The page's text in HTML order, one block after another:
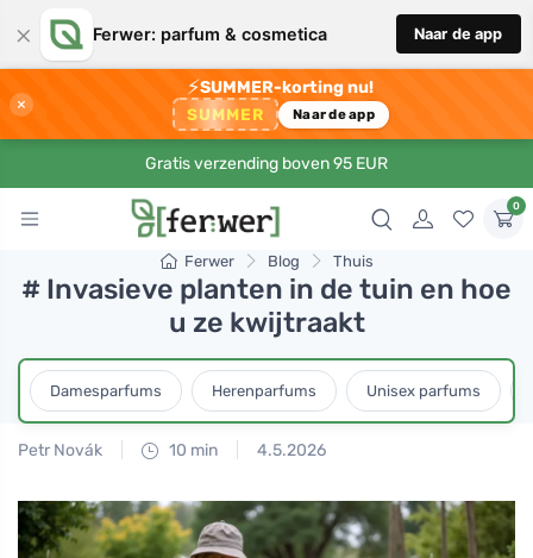
× Ferwer: parfum & cosmetica Naar de app
×
⚡SUMMER-korting nu!
SUMMER Naar de app
Gratis verzending boven 95 EUR
0
Ferwer Blog Thuis
# Invasieve planten in de tuin en hoe
u ze kwijtraakt
Damesparfums Herenparfums Unisex parfums
Petr Novák 10 min 4.5.2026